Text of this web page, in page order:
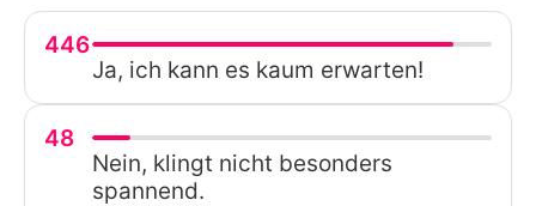
446
Ja, ich kann es kaum erwarten!
48
Nein, klingt nicht besonders
spannend.